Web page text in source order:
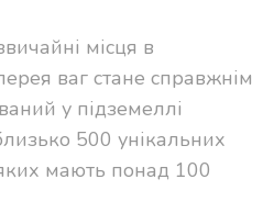
місця в
ваг стане справжнім
у підземеллі
500 унікальних
мають понад 100